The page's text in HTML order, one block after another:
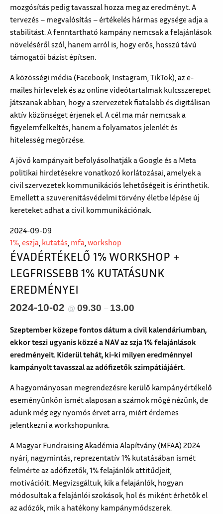
mozgósítás pedig tavasszal hozza meg az eredményt. A
tervezés – megvalósítás – értékelés hármas egysége adja a
stabilitást. A fenntartható kampány nemcsak a felajánlások
növeléséről szól, hanem arról is, hogy erős, hosszú távú
támogatói bázist építsen.
A közösségi média (Facebook, Instagram, TikTok), az e-
mailes hírlevelek és az online videótartalmak kulcsszerepet
játszanak abban, hogy a szervezetek fiatalabb és digitálisan
aktív közönséget érjenek el. A cél ma már nemcsak a
figyelemfelkeltés, hanem a folyamatos jelenlét és
hitelesség megőrzése.
A jövő kampányait befolyásolhatják a Google és a Meta
politikai hirdetésekre vonatkozó korlátozásai, amelyek a
civil szervezetek kommunikációs lehetőségeit is érinthetik.
Emellett a szuverenitásvédelmi törvény életbe lépése új
kereteket adhat a civil kommunikációnak.
2024-09-09
1%, eszja, kutatás, mfa,workshop
ÉVADÉRTÉKELŐ 1% WORKSHOP +
LEGFRISSEBB 1% KUTATÁSUNK
EREDMÉNYEI
2024-10-02 @ 09.30 – 13.00
Szeptember közepe fontos dátum a civil kalendáriumban,
ekkor teszi ugyanis közzé a NAV az szja 1% felajánlások
eredményeit. Kiderül tehát, ki-ki milyen eredménnyel
kampányolt tavasszal az adófizetők szimpátiájáért.
A hagyományosan megrendezésre kerülő kampányértékelő
eseményünkön ismét alaposan a számok mögé nézünk, de
adunk még egy nyomós érvet arra, miért érdemes
jelentkezni a workshopunkra.
A Magyar Fundraising Akadémia Alapítvány (MFAA) 2024
nyári, nagymintás, reprezentatív 1% kutatásában ismét
felmérte az adófizetők, 1% felajánlók attitűdjeit,
motivációit. Megvizsgáltuk, kik a felajánlók, hogyan
módosultak a felajánlói szokások, hol és miként érhetők el
az adózók, mik a hatékony kampánymódszerek.